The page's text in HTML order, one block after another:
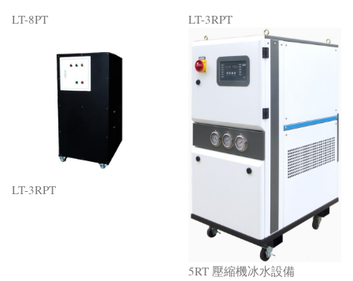
LT-8PT LT-3RPT
LT-3RPT
5RT 壓縮機冰水設備